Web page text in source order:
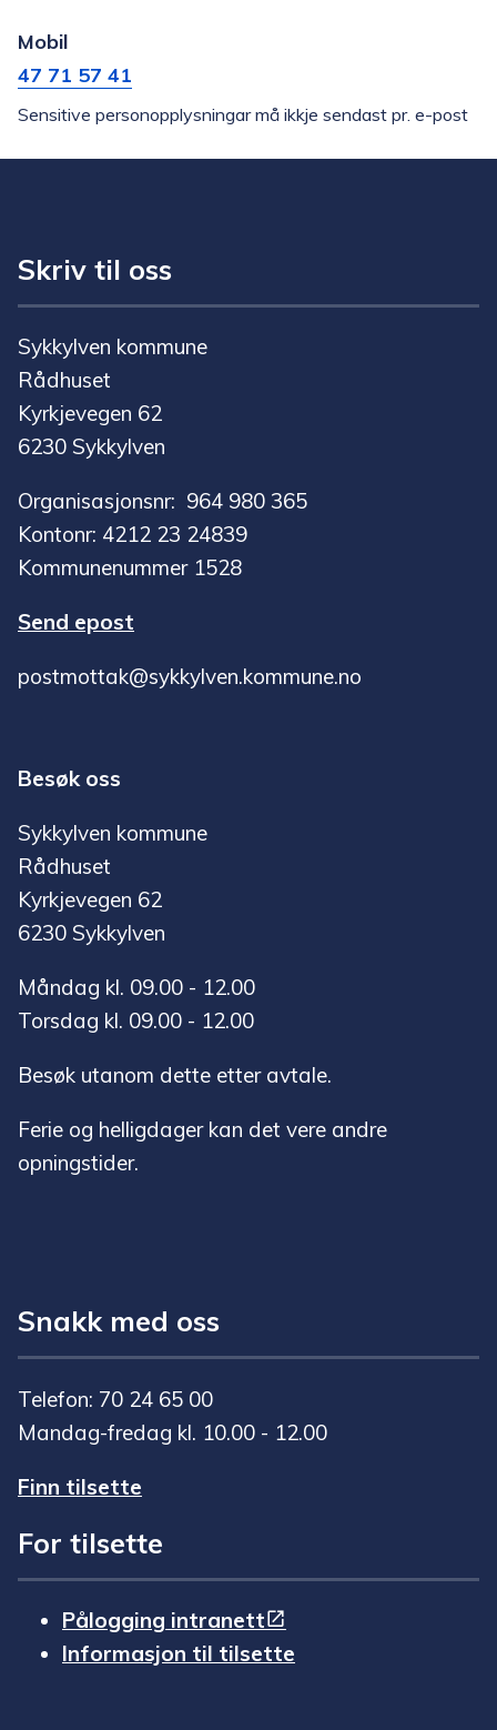
Mobil
47 71 57 41
Sensitive personopplysningar må ikkje sendast pr. e-post
Skriv til oss
Sykkylven kommune
Rådhuset
Kyrkjevegen 62
6230 Sykkylven
Organisasjonsnr: 964 980 365
Kontonr: 4212 23 24839
Kommunenummer 1528
Send epost
postmottak@sykkylven.kommune.no
Besøk oss
Sykkylven kommune
Rådhuset
Kyrkjevegen 62
6230 Sykkylven
Måndag kl. 09.00 - 12.00
Torsdag kl. 09.00 - 12.00
Besøk utanom dette etter avtale.
Ferie og helligdager kan det vere andre
opningstider.
Snakk med oss
Telefon: 70 24 65 00
Mandag-fredag kl. 10.00 - 12.00
Finn tilsette
For tilsette
Pålogging intranett
Informasjon til tilsette